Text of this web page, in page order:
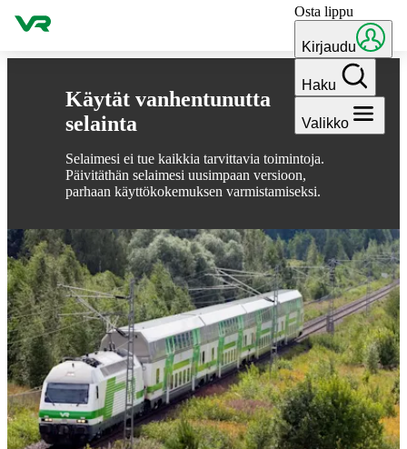
Käytät vanhentunutta
selainta
Selaimesi ei tue kaikkia tarvittavia toimintoja.
Päivitäthän selaimesi uusimpaan versioon,
parhaan käyttökokemuksen varmistamiseksi.
Hyppää sisältöön Osta lippu
Kirjaudu
Haku
Valikko